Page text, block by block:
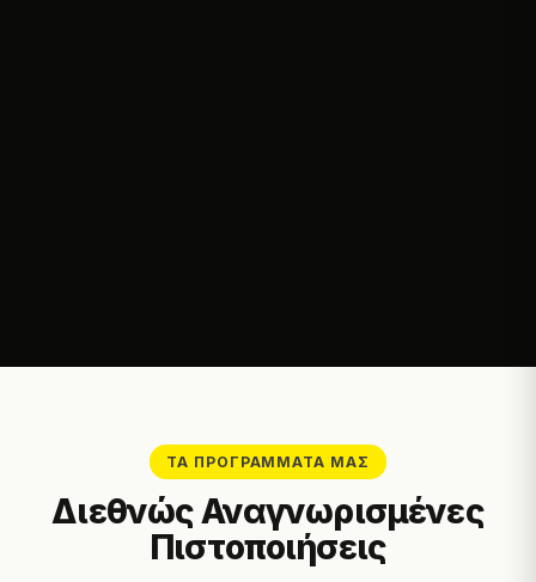
ΤΑ ΠΡΟΓΡΆΜΜΑΤΆ ΜΑΣ
Διεθνώς Αναγνωρισμένες
Πιστοποιήσεις